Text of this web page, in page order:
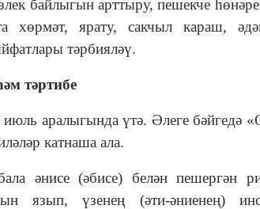
байлыгын арттыру, пешекче
хөрмәт, ярату, сакчыл караш,
тәрбияләү.
тәртибе
аралыгында үтә. Әлеге бәйгедә
катнаша ала.
әнисе (әбисе) белән пешергән
язып, үзенең (әти-әниенең)